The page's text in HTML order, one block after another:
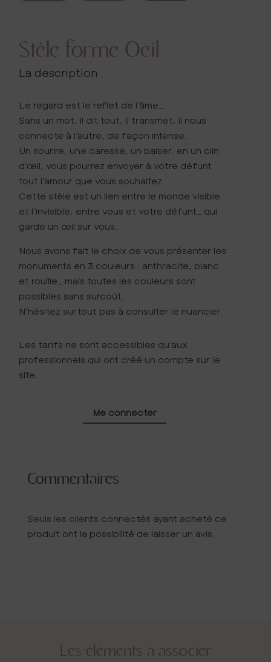
Stèle forme Oeil
La description
Le regard est le reflet de l’âme…
Sans un mot, il dit tout, il transmet, il nous
connecte à l’autre, de façon intense.
Un sourire, une caresse, un baiser, en un clin
d’œil, vous pourrez envoyer à votre défunt
tout l’amour que vous souhaitez
Cette stèle est un lien entre le monde visible
et l’invisible, entre vous et votre défunt… qui
garde un œil sur vous.
Nous avons fait le choix de vous présenter les
monuments en 3 couleurs : anthracite, blanc
et rouille… mais toutes les couleurs sont
possibles sans surcoût.
N’hésitez surtout pas à consulter le nuancier.
Les tarifs ne sont accessibles qu’aux
professionnels qui ont créé un compte sur le
site.
Me connecter
Commentaires
Seuls les clients connectés ayant acheté ce
produit ont la possibilité de laisser un avis.
Les éléments à associer